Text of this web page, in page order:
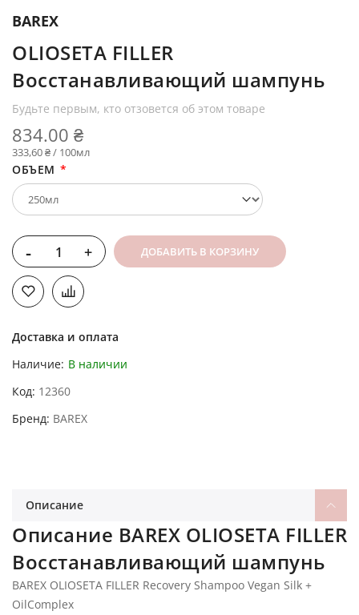
BAREX
OLIOSETA FILLER
Восстанавливающий шампунь
Будьте первым, кто отзовется об этом товаре
834.00 ₴
333,60 ₴ / 100мл
ОБЪЕМ
- + ДОБАВИТЬ В КОРЗИНУ
Доставка и оплата
Наличие: В наличии
Код 12360
Бренд BAREX
Описание
Описание BAREX OLIOSETA FILLER
Восстанавливающий шампунь
BAREX OLIOSETA FILLER Recovery Shampoo Vegan Silk +
OilComplex